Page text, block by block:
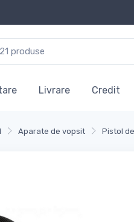
Livrare Credit
Aparate de vopsit Pistol